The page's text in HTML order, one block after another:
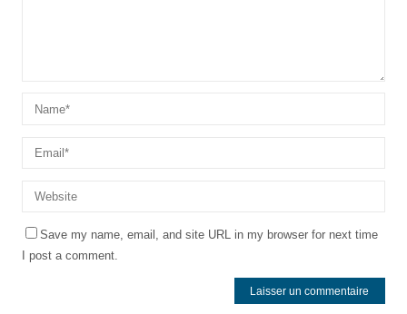
Save my name, email, and site URL in my browser for next time
I post a comment.